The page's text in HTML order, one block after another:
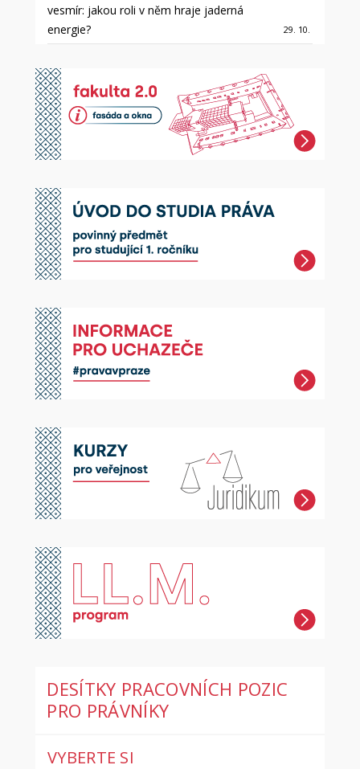
vesmír: jakou roli v něm hraje jaderná
energie?
29. 10.
DESÍTKY PRACOVNÍCH POZIC
PRO PRÁVNÍKY
VYBERTE SI